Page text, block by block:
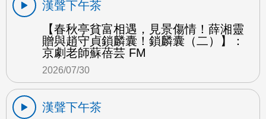
漢聲下午茶
【春秋亭貧富相遇，見景傷情！薛湘靈
贈與趙守貞鎖麟囊！鎖麟囊（二）】：
京劇老師蘇蓓芸 FM
2026/07/30
漢聲下午茶